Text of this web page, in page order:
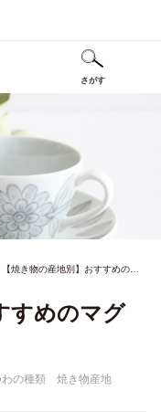
さがす
【焼き物の産地別】おすすめのマグカップ21選
すめのマグ
わの種類 焼き物産地